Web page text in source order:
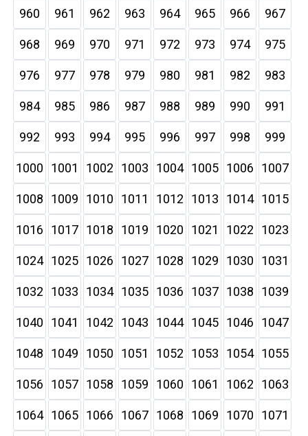
960 961 962 963 964 965 966 967
968 969 970 971 972 973 974 975
976 977 978 979 980 981 982 983
984 985 986 987 988 989 990 991
992 993 994 995 996 997 998 999
1000 1001 1002 1003 1004 1005 1006 1007
1008 1009 1010 1011 1012 1013 1014 1015
1016 1017 1018 1019 1020 1021 1022 1023
1024 1025 1026 1027 1028 1029 1030 1031
1032 1033 1034 1035 1036 1037 1038 1039
1040 1041 1042 1043 1044 1045 1046 1047
1048 1049 1050 1051 1052 1053 1054 1055
1056 1057 1058 1059 1060 1061 1062 1063
1064 1065 1066 1067 1068 1069 1070 1071